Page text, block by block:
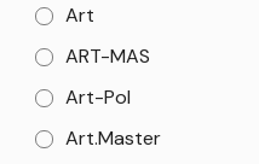
Art
ART-MAS
Art-Pol
Art.Master